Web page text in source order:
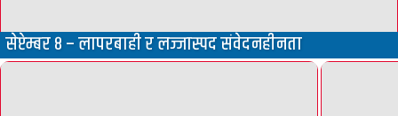
सेप्टेम्बर ८ – लापरबाही र लज्जास्पद संवेदनहीनता